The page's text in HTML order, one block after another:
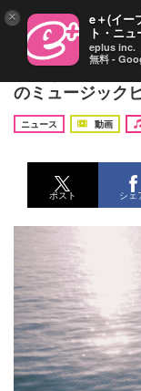
にしな、ニュー
のミュージック
ニュース 動画
ポスト シェ
× e＋(イー
ト・ニ
eplus inc.
無料 -